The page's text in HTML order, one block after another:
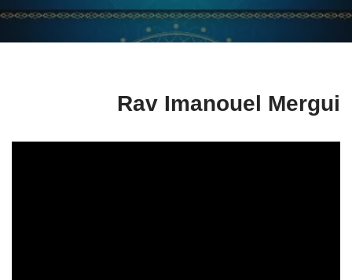
Rav Imanouel Mergui